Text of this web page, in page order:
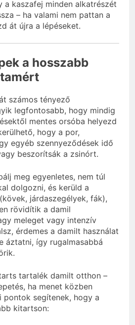
a kaszafej minden alkatrészét
– ha valami nem pattan a
át újra a lépéseket.
a hosszabb
számos tényező
legfontosabb, hogy mindig
mentes orsóba helyezd
hogy a por,
egyéb szennyeződések idő
beszorítsák a zsinórt.
meg egyenletes, nem túl
dolgozni, és kerüld a
járdaszegélyek, fák),
rövidítik a damil
meleget vagy intenzív
érdemes a damilt használat
áztatni, így rugalmasabbá
tartalék damilt otthon –
ha menet közben
pontok segítenek, hogy a
kitartson: